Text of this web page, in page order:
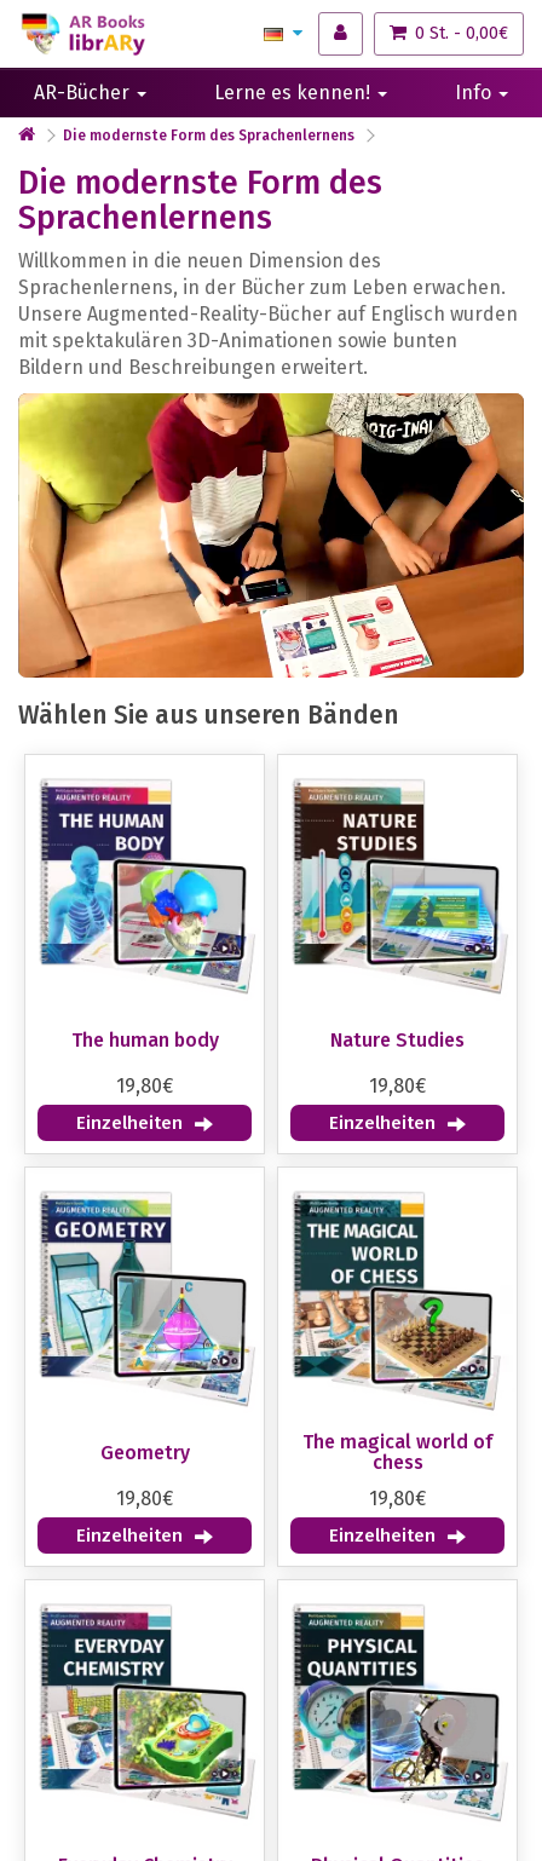
0 St. - 0,00€
AR-Bücher Lerne es kennen! Info
Die modernste Form des Sprachenlernens
Die modernste Form des
Sprachenlernens
Willkommen in die neuen Dimension des
Sprachenlernens, in der Bücher zum Leben erwachen.
Unsere Augmented-Reality-Bücher auf Englisch wurden
mit spektakulären 3D-Animationen sowie bunten
Bildern und Beschreibungen erweitert.
Wählen Sie aus unseren Bänden
The human body
19,80€
Einzelheiten
Nature Studies
19,80€
Einzelheiten
Geometry
19,80€
Einzelheiten
The magical world of
chess
19,80€
Einzelheiten